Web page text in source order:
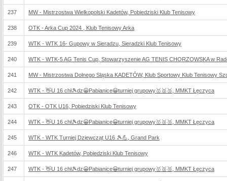
237 MW - Mistrzostwa Wielkopolski Kadetów, Pobiedziski Klub Tenisowy
238 OTK - Arka Cup 2024 , Klub Tenisowy Arka
239 WTK - WTK 16- Gupowy w Sieradzu, Sieradzki Klub Tenisowy
240 WTK - WTK-5 AG Tenis Cup, Stowarzyszenie AG TENIS CHORZOWSKA w
241 MW - Mistrzostwa Dolnego Sląska KADETÓW, Klub Sportowy Klub Tenisowy
242 WTK - 👋U 16 chł🎾dz😀Pabianice😀turniej grupowy🥇🥈🥉, MMKT Łęczyca
243 OTK - OTK U16, Pobiedziski Klub Tenisowy
244 WTK - 👋U 16 chł🎾dz😀Pabianice😀turniej grupowy🥇🥈🥉, MMKT Łęczyca
245 WTK - WTK Turniej Dziewcząt U16 🎾💪, Grand Park
246 WTK - WTK Kadetów, Pobiedziski Klub Tenisowy
247 WTK - 👋U 16 chł🎾dz😀Pabianice😀turniej grupowy🥇🥈🥉, MMKT Łęczyca